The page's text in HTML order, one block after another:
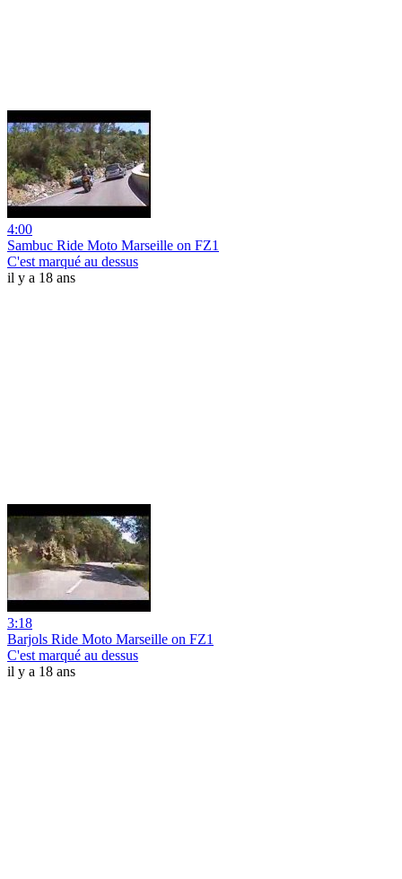
4:00
Sambuc Ride Moto Marseille on FZ1
C'est marqué au dessus
il y a 18 ans
3:18
Barjols Ride Moto Marseille on FZ1
C'est marqué au dessus
il y a 18 ans